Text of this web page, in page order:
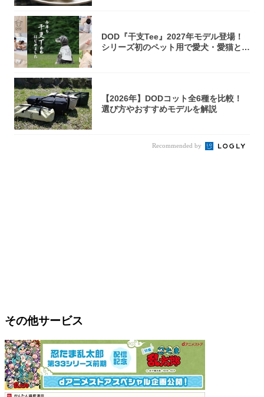
DOD『干支Tee』2027年モデル登場！
シリーズ初のペット用で愛犬・愛猫とリ
【2026年】DODコット全6種を比較！
選び方やおすすめモデルを解説
Recommended by
その他サービス